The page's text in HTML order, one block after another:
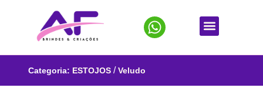
Categoria: ESTOJOS /Veludo